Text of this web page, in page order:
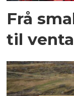
Frå
til